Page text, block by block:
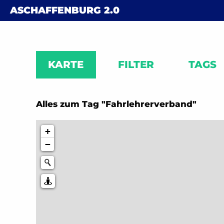
Skip to content
ASCHAFFENBURG 2.0
KARTE FILTER TAGS
Alles zum Tag "Fahrlehrerverband"
+
−